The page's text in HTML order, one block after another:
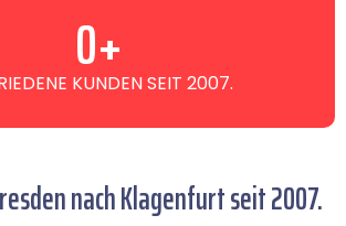
KUNDEN SEIT 2007.
0+
nach Klagenfurt seit 2007.